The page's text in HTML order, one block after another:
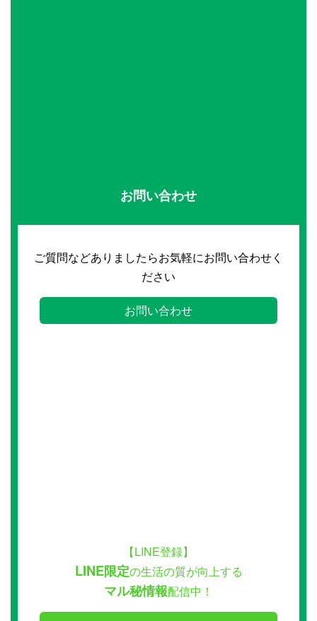
お問い合わせ
ご質問などありましたらお気軽にお問い合わせく
ださい
お問い合わせ
【LINE登録】
LINE限定の生活の質が向上する
マル秘情報配信中！